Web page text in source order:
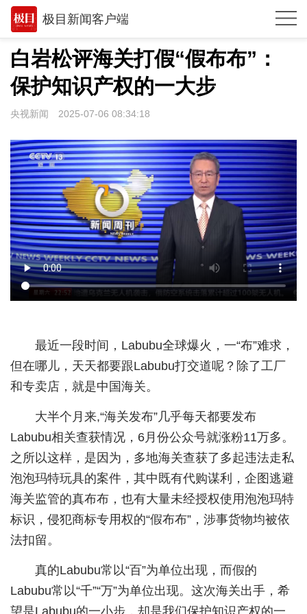
极目新闻客户端
推荐
观点
时政
武汉
世相
环球
专题
极客圈
经济
科教
健康
悠游
相亲
汽车
房产
消费
文化
白岩松评海关打假“假布布”：
保护知识产权的一大步
央视新闻 2025-07-06 08:34:18
最近一段时间，Labubu全球爆火，一“布”难求，
但在哪儿，天天都要跟Labubu打交道呢？除了工厂
和专卖店，就是中国海关。
大半个月来,“海关发布”几乎每天都要发布
Labubu相关查获情况，6月份公众号就涨粉11万多。
之所以这样，是因为，多地海关查获了多起违法走私
泡泡玛特玩具的案件，其中既有代购谋利，企图逃避
海关监管的真布布，也有大量未经授权使用泡泡玛特
标识，侵犯商标专用权的“假布布”，涉事货物均被依
法扣留。
真的Labubu常以“百”为单位出现，而假的
Labubu常以“千”“万”为单位出现。这次海关出手，希
望是Labubu的一小步，却是我们保护知识产权的一